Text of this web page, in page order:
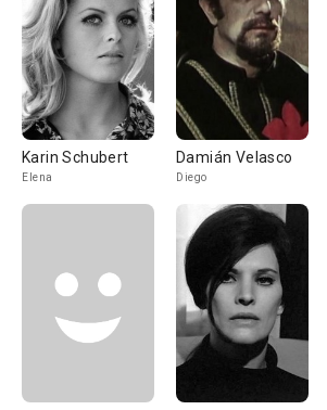
Karin Schubert
Elena
Damián Velasco
Diego